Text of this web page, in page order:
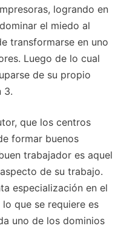
logrando en
el miedo al
transformarse en uno
Luego de lo cual
de su propio
3.
que los centros
formar buenos
trabajador es aquel
de su trabajo.
especialización en el
que se requiere es
uno de los dominios